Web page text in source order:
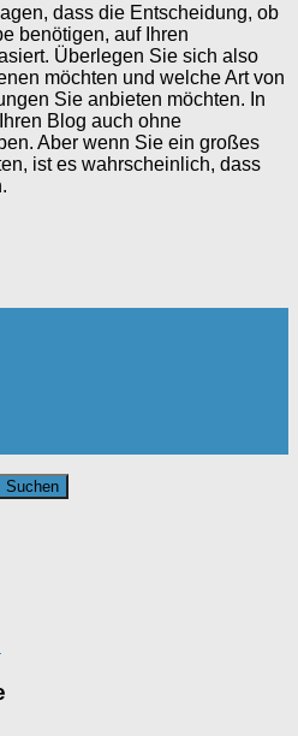
dass die Entscheidung, ob
benötigen, auf Ihren
Überlegen Sie sich also
möchten und welche Art von
Sie anbieten möchten. In
Blog auch ohne
Aber wenn Sie ein großes
ist es wahrscheinlich, dass